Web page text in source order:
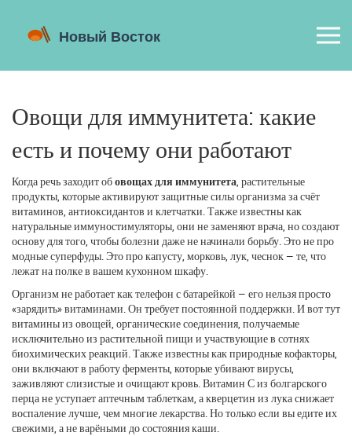
Овощи для иммунитета: какие
есть и почему они работают
Когда речь заходит обовощах для иммунитета растительные
продукты, которые активируют защитные силы организма за счёт
витаминов, антиоксидантов и клетчатки . Также известны как
натуральные иммуностимуляторы , они не заменяют врача, но создают
основу для того, чтобы болезни даже не начинали борьбу. Это не про
модные суперфуды. Это про капусту, морковь, лук, чеснок — те, что
лежат на полке в вашем кухонном шкафу.
Организм не работает как телефон с батарейкой — его нельзя просто
«зарядить» витаминами. Он требует постоянной поддержки. И вот тут
витамины из овощей органические соединения, получаемые
исключительно из растительной пищи и участвующие в сотнях
биохимических реакций . Также известны какприродные кофакторы
они включают в работу ферменты, которые убивают вирусы,
заживляют слизистые и очищают кровь. Витамин С из болгарского
перца не уступает аптечным таблеткам, а кверцетин из лука снижает
воспаление лучше, чем многие лекарства. Но только если вы едите их
свежими, а не варёными до состояния каши.